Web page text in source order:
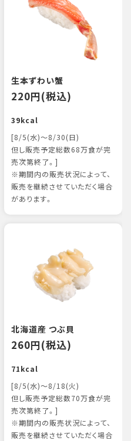
生本ずわい蟹
220円(税込)
39kcal
[8/5(水)～8/30(日)
但し販売予定総数68万食が完
売次第終了。]
※期間内の販売状況によって、
販売を継続させていただく場合
があります。
北海道産 つぶ貝
260円(税込)
71kcal
[8/5(水)～8/18(火)
但し販売予定総数70万食が完
売次第終了。]
※期間内の販売状況によって、
販売を継続させていただく場合